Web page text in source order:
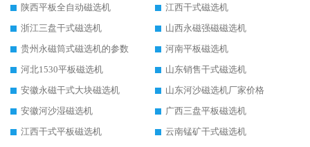
陕西平板全自动磁选机
江西干式磁选机
浙江三盘干式磁选机
山西永磁强磁磁选机
贵州永磁筒式磁选机的参数
河南平板磁选机
河北1530平板磁选机
山东销售干式磁选机
安徽永磁干式大块磁选机
山东河沙磁选机厂家价格
安徽河沙湿磁选机
广西三盘平板磁选机
江西干式平板磁选机
云南锰矿干式磁选机